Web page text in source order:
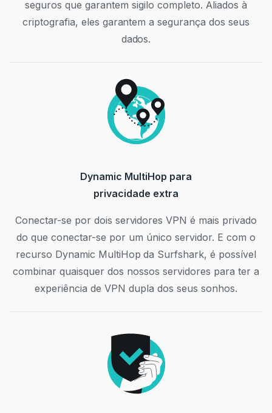
seguros que garantem sigilo completo. Aliados à
criptografia, eles garantem a segurança dos seus
dados.
Dynamic MultiHop para
privacidade extra
Conectar-se por dois servidores VPN é mais privado
do que conectar-se por um único servidor. E com o
recurso Dynamic MultiHop da Surfshark, é possível
combinar quaisquer dos nossos servidores para ter a
experiência de VPN dupla dos seus sonhos.